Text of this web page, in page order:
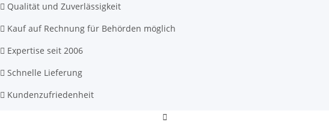
Qualität und Zuverlässigkeit
Kauf auf Rechnung für Behörden möglich
Expertise seit 2006
Schnelle Lieferung
Kundenzufriedenheit